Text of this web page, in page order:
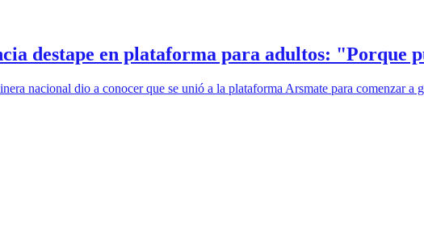
destape en plataforma para adultos: "Porque
nacional dio a conocer que se unió a la plataforma Arsmate para comenzar a